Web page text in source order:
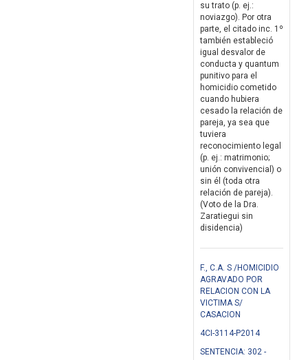
su trato (p. ej.:
noviazgo). Por otra
parte, el citado inc. 1º
también estableció
igual desvalor de
conducta y quantum
punitivo para el
homicidio cometido
cuando hubiera
cesado la relación de
pareja, ya sea que
tuviera
reconocimiento legal
(p. ej.: matrimonio;
unión convivencial) o
sin él (toda otra
relación de pareja).
(Voto de la Dra.
Zaratiegui sin
disidencia)
F., C.A. S /HOMICIDIO
AGRAVADO POR
RELACION CON LA
VICTIMA S/
CASACION
4CI-3114-P2014
SENTENCIA: 302 -